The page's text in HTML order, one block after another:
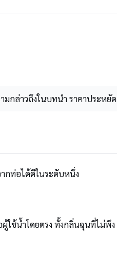
กล่าวถึงในบทนำ ราคาประหยัด
กท่อได้ดีในระดับหนึ่ง
ใช้น้ำโดยตรง ทั้งกลิ่นฉุนที่ไม่พึง